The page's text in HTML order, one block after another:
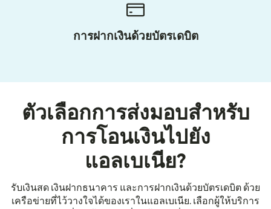
การฝากเงินด้วยบัตรเดบิต
ตัวเลือกการส่งมอบสำหรับ
การโอนเงินไปยัง
แอลเบเนีย?
รับเงินสด เงินฝากธนาคาร และการฝากเงินด้วยบัตรเดบิต ด้วย
เครือข่ายที่ไว้วางใจได้ของเราในแอลเบเนีย. เลือกผู้ให้บริการ